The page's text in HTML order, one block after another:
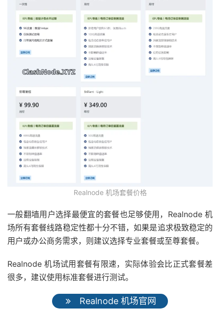
Realnode 机场套餐价格
一般翻墙用户选择最便宜的套餐也足够使用，Realnode 机
场所有套餐线路稳定性都十分不错，如果是追求极致稳定的
用户或办公商务需求，则建议选择专业套餐或至尊套餐。
Realnode 机场试用套餐有限速，实际体验会比正式套餐差
很多，建议使用标准套餐进行测试。
Realnode 机场官网